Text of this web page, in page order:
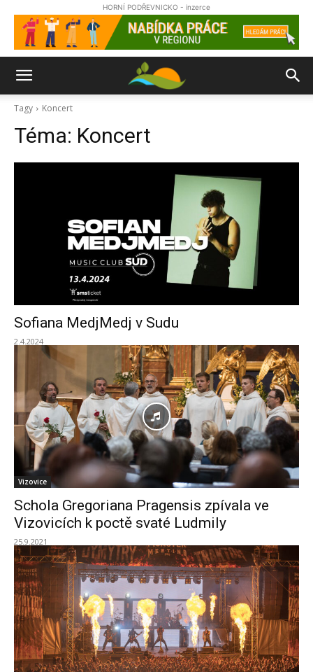
HORNÍ PODŘEVNICKO - inzerce
Tagy Koncert
Téma: Koncert
Sofiana MedjMedj v Sudu
2.4.2024
Vizovice
Schola Gregoriana Pragensis zpívala ve
Vizovicích k poctě svaté Ludmily
25.9.2021